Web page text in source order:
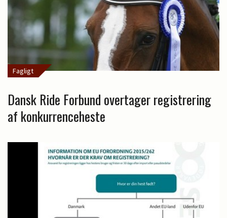
Fagligt
Dansk Ride Forbund overtager registrering
af konkurrenceheste